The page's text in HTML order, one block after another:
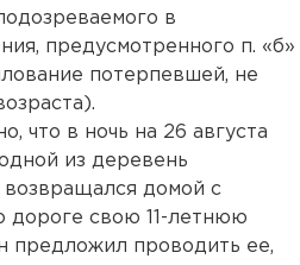
в
предусмотренного п. «б»
потерпевшей, не
что в ночь на 26 августа
из деревень
возвращался домой с
дороге свою 11-летнюю
предложил проводить ее,